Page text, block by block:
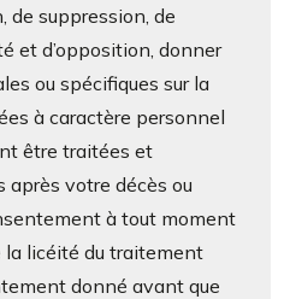
de suppression, de
et d’opposition, donner
ou spécifiques sur la
à caractère personnel
être traitées et
après votre décès ou
à tout moment
la licéité du traitement
donné avant que